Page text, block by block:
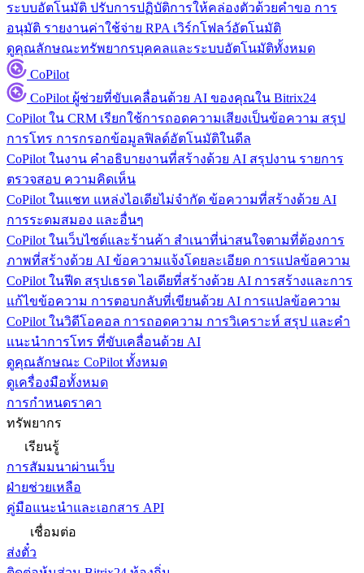
ระบบอัตโนมัติ ปรับการปฏิบัติการให้คล่องตัวด้วยคำขอ การ
อนุมัติ รายงานค่าใช้จ่าย RPA เวิร์กโฟลว์อัตโนมัติ
ดูคุณลักษณะทรัพยากรบุคคลและระบบอัตโนมัติทั้งหมด
CoPilot
CoPilot ผู้ช่วยที่ขับเคลื่อนด้วย AI ของคุณใน Bitrix24
CoPilot ใน CRM เรียกใช้การถอดความเสียงเป็นข้อความ สรุป
การโทร การกรอกข้อมูลฟิลด์อัตโนมัติในดีล
CoPilot ในงาน คำอธิบายงานที่สร้างด้วย AI สรุปงาน รายการ
ตรวจสอบ ความคิดเห็น
CoPilot ในแชท แหล่งไอเดียไม่จำกัด ข้อความที่สร้างด้วย AI
การระดมสมอง และอื่นๆ
CoPilot ในเว็บไซต์และร้านค้า สำเนาที่น่าสนใจตามที่ต้องการ
ภาพที่สร้างด้วย AI ข้อความแจ้งโดยละเอียด การแปลข้อความ
CoPilot ในฟีด สรุปเธรด ไอเดียที่สร้างด้วย AI การสร้างและการ
แก้ไขข้อความ การตอบกลับที่เขียนด้วย AI การแปลข้อความ
CoPilot ในวิดีโอคอล การถอดความ การวิเคราะห์ สรุป และคำ
แนะนำการโทร ที่ขับเคลื่อนด้วย AI
ดูคุณลักษณะ CoPilot ทั้งหมด
ดูเครื่องมือทั้งหมด
การกำหนดราคา
ทรัพยากร
เรียนรู้
การสัมมนาผ่านเว็บ
ฝ่ายช่วยเหลือ
คู่มือแนะนำและเอกสาร API
เชื่อมต่อ
ส่งตั๋ว